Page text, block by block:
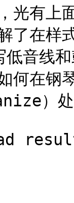
光有上
了在样
音线
何在
）